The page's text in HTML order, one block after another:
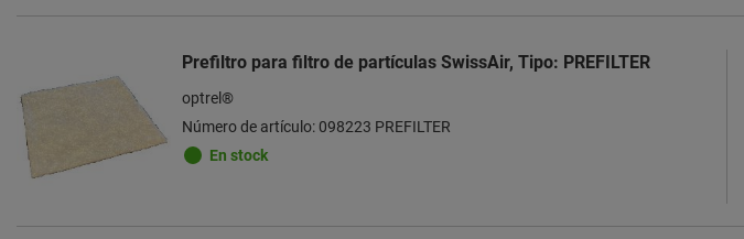
Prefiltro para filtro de partículas SwissAir, Tipo: PREFILTER
optrel®
Número de artículo: 098223 PREFILTER
En stock